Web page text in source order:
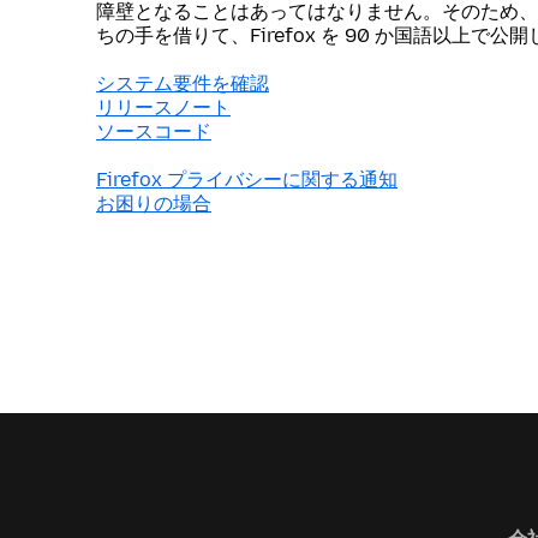
障壁となることはあってはなりません。そのため
ちの手を借りて、Firefox を 90 か国語以上で公開
システム要件を確認
リリースノート
ソースコード
Firefox プライバシーに関する通知
お困りの場合